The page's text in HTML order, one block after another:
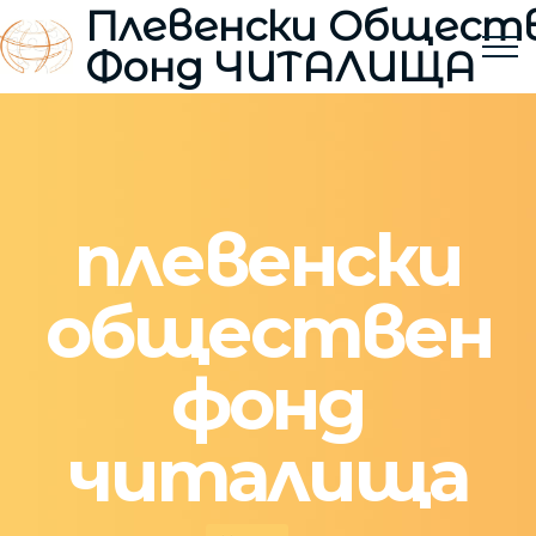
Плевенски
Фонд ЧИТАЛИЩА
плевенски
обществен
фонд
читалища